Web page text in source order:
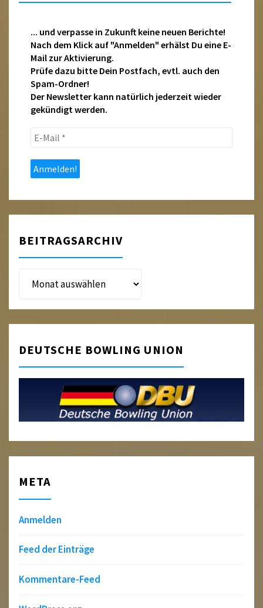
... und verpasse in Zukunft keine neuen Berichte!
Nach dem Klick auf "Anmelden" erhälst Du eine E-
Mail zur Aktivierung.
Prüfe dazu bitte Dein Postfach, evtl. auch den
Spam-Ordner!
Der Newsletter kann natürlich jederzeit wieder
gekündigt werden.
E-
*
BEITRAGSARCHIV
Beitragsarchiv
DEUTSCHE BOWLING UNION
META
Anmelden
Feed der Einträge
Kommentare-Feed